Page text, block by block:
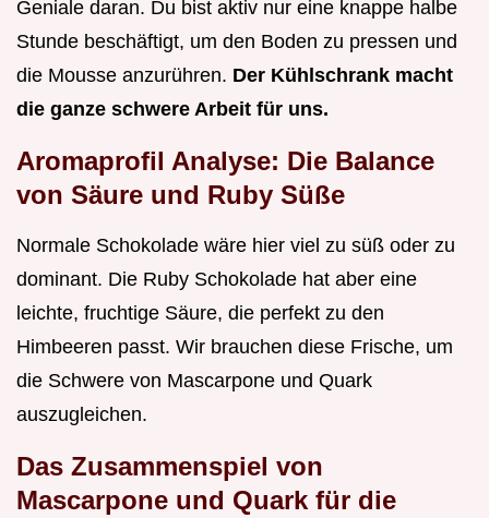
Geniale daran. Du bist aktiv nur eine knappe halbe
Stunde beschäftigt, um den Boden zu pressen und
die Mousse anzurühren. Der Kühlschrank macht
die ganze schwere Arbeit für uns.
Aromaprofil Analyse: Die Balance
von Säure und Ruby Süße
Normale Schokolade wäre hier viel zu süß oder zu
dominant. Die Ruby Schokolade hat aber eine
leichte, fruchtige Säure, die perfekt zu den
Himbeeren passt. Wir brauchen diese Frische, um
die Schwere von Mascarpone und Quark
auszugleichen.
Das Zusammenspiel von
Mascarpone und Quark für die